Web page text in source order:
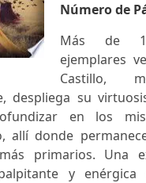
Número de
Más de
ejemplares
Castillo,
despliega su
en los
allí donde
primarios. Una
y